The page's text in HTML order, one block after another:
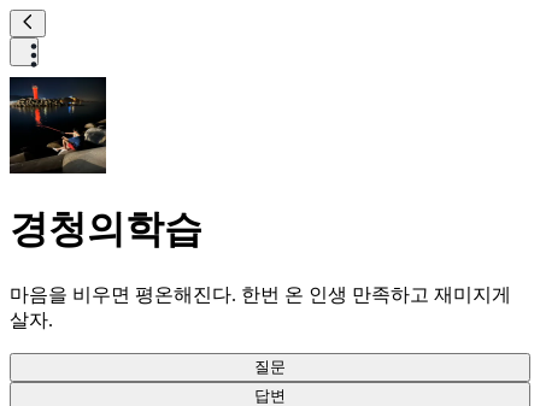
경청의학습
마음을 비우면 평온해진다. 한번 온 인생 만족하고 재미지게
살자.
질문
답변